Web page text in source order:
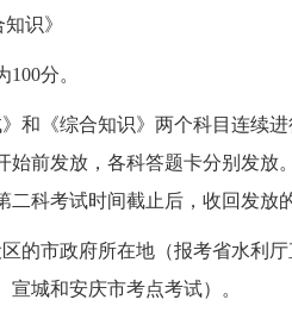
识》
分。
《综合知识》两个科目连续进
始前发放，各科答题卡分别发放
二科考试时间截止后，收回发放
市政府所在地（报考省水利厅
城和安庆市考点考试）。